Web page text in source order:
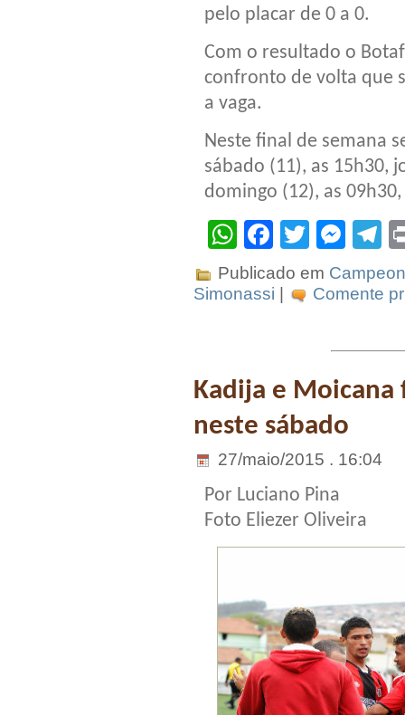
pelo placar de 0 a 0.
Com o resultado o
confronto de volta que
a vaga.
Neste final de semana
sábado (11), as 15h30,
domingo (12), as
WhatsApp
Facebook
Twitter
Publicado em
Simonassi
Comente
Kadija e Moicana
neste sábado
27/maio/2015 . 16:04
Por Luciano Pina
Foto Eliezer Oliveira